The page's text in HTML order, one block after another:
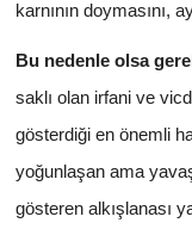
karnının doymasını,
Bu nedenle olsa
saklı olan irfani ve
gösterdiği en önemli
yoğunlaşan ama
gösteren alkışlanası